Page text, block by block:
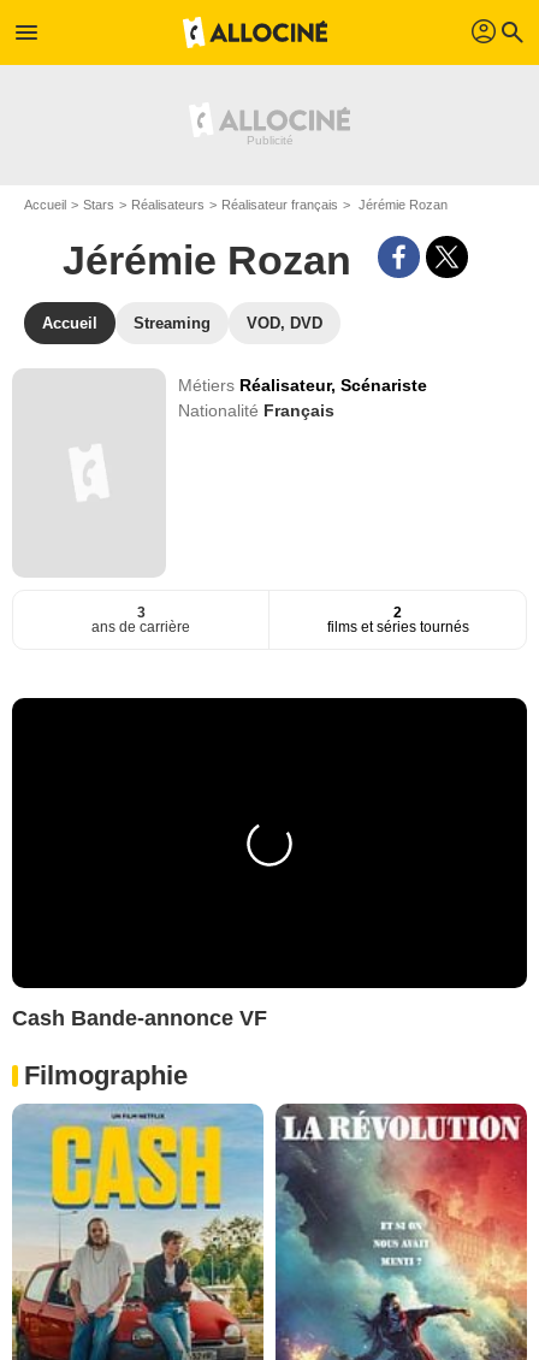
menu profil search
Accueil Stars Réalisateurs Réalisateur français Jérémie Rozan
Jérémie Rozan
Accueil Streaming VOD, DVD
Métiers Réalisateur,Scénariste
Nationalité Français
3
ans de carrière
2
films et séries tournés
Cash Bande-annonce VF
Filmographie